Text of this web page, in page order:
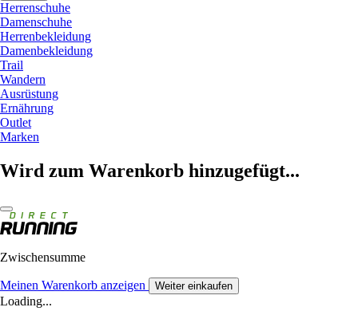
Herrenschuhe
Damenschuhe
Herrenbekleidung
Damenbekleidung
Trail
Wandern
Ausrüstung
Ernährung
Outlet
Marken
Wird zum Warenkorb hinzugefügt...
Zwischensumme
Meinen Warenkorb anzeigen Weiter einkaufen
Loading...